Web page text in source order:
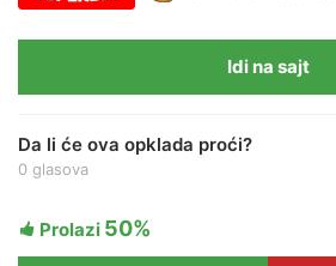
Idi na sajt
Da li će ova opklada proći?
0 glasova
Prolazi 50%